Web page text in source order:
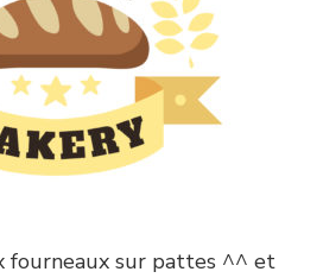
fourneaux sur pattes ^^ et